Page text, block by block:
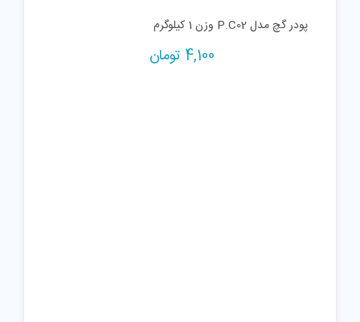
پودر گچ مدل P.C02 وزن 1 کیلوگرم
4,100 تومان